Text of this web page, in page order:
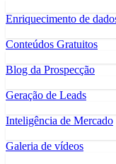
Enriquecimento de
Conteúdos Gratuitos
Blog da Prospecção
Geração de Leads
Inteligência de Mercado
Galeria de vídeos